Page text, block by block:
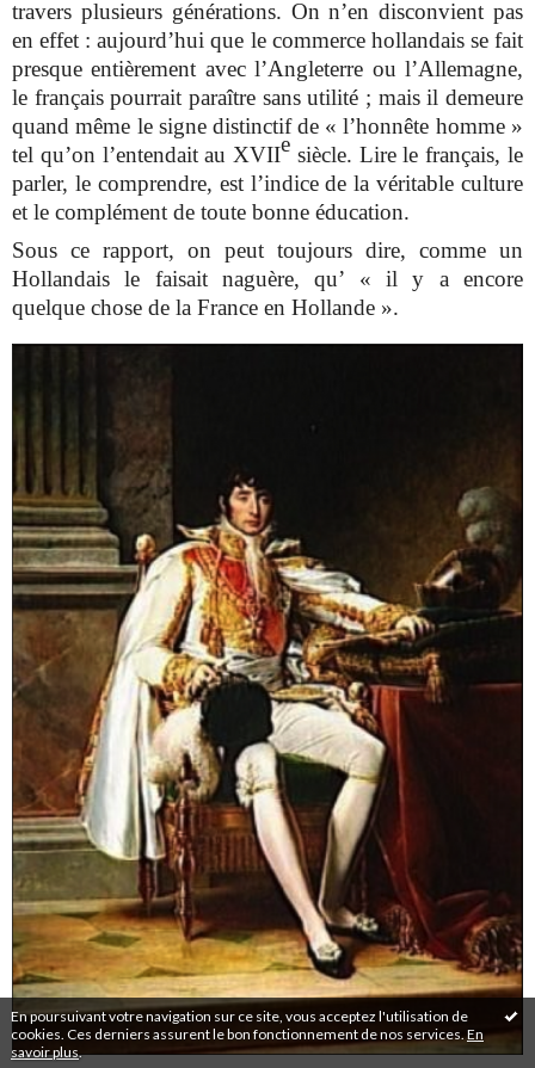
En poursuivant votre navigation sur ce site, vous acceptez l'utilisation de
cookies. Ces derniers assurent le bon fonctionnement de nos services. En
savoir plus.
travers plusieurs générations. On n’en disconvient pas
en effet : aujourd’hui que le commerce hollandais se fait
presque entièrement avec l’Angleterre ou l’Allemagne,
le français pourrait paraître sans utilité ; mais il demeure
quand même le signe distinctif de « l’honnête homme »
tel qu’on l’entendait au XVIIe siècle. Lire le français, le
parler, le comprendre, est l’indice de la véritable culture
et le complément de toute bonne éducation.
Sous ce rapport, on peut toujours dire, comme un
Hollandais le faisait naguère, qu’ « il y a encore
quelque chose de la France en Hollande ».